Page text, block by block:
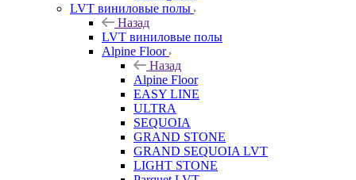
LVT виниловые полы
Назад
LVT виниловые полы
Alpine Floor
Назад
Alpine Floor
EASY LINE
ULTRA
SEQUOIA
GRAND STONE
GRAND SEQUOIA LVT
LIGHT STONE